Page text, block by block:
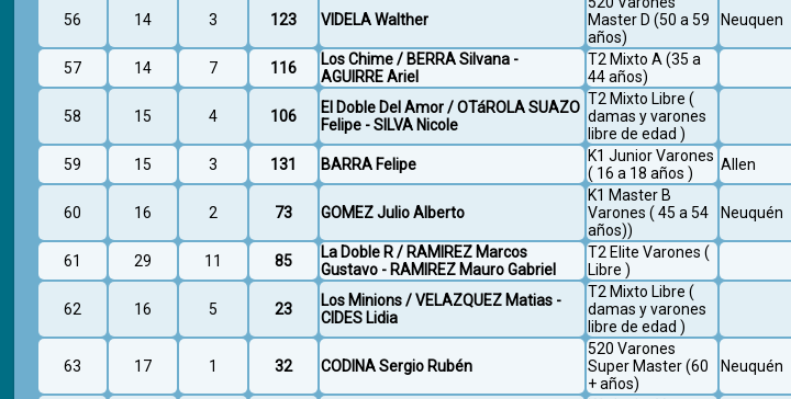
56 14 3 123 VIDELA Walther
Master D (50 a 59
años)
Neuquen
57 14 7 116
Los Chime / BERRA Silvana -
AGUIRRE Ariel
T2 Mixto A (35 a
44 años)
58 15 4 106
El Doble Del Amor / OTáROLA SUAZO
Felipe - SILVA Nicole
T2 Mixto Libre (
damas y varones
libre de edad )
59 15 3 131 BARRA Felipe
K1 Junior Varones
( 16 a 18 años )
Allen
60 16 2 73 GOMEZ Julio Alberto
K1 Master B
Varones ( 45 a 54
años))
Neuquén
61 29 11 85
La Doble R / RAMIREZ Marcos
Gustavo - RAMIREZ Mauro Gabriel
T2 Elite Varones (
Libre )
62 16 5 23
Los Minions / VELAZQUEZ Matias -
CIDES Lidia
T2 Mixto Libre (
damas y varones
libre de edad )
63 17 1 32 CODINA Sergio Rubén
520 Varones
Super Master (60
+ años)
Neuquén